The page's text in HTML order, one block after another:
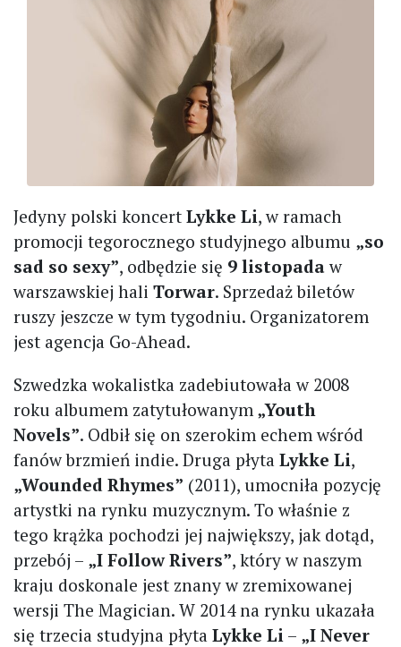
Jedyny polski koncert Lykke Li, w ramach
promocji tegorocznego studyjnego albumu „so
sad so sexy”, odbędzie się 9 listopadaw
warszawskiej hali Torwar. Sprzedaż biletów
ruszy jeszcze w tym tygodniu. Organizatorem
jest agencja Go-Ahead.
Szwedzka wokalistka zadebiutowała w 2008
roku albumem zatytułowanym „Youth
Novels”. Odbił się on szerokim echem wśród
fanów brzmień indie. Druga płyta Lykke Li,
„Wounded Rhymes” (2011), umocniła pozycję
artystki na rynku muzycznym. To właśnie z
tego krążka pochodzi jej największy, jak dotąd,
przebój – „I Follow Rivers”, który w naszym
kraju doskonale jest znany w zremixowanej
wersji The Magician. W 2014 na rynku ukazała
się trzecia studyjna płyta Lykke Li – „I Never